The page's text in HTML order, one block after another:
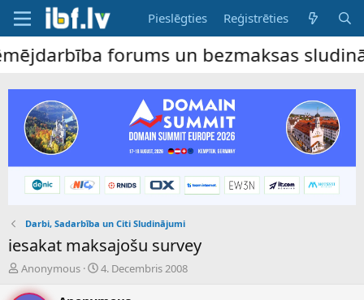
Pieslēgties Reģistrēties
forums un bezmaksas
Darbi, Sadarbība un Citi Sludinājumi
iesakat maksajošu survey
P
v
Anonymous
S
k
4. Decembris 2008